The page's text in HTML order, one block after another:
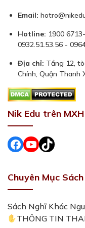
Email:
Hotline: 1900
0932.51.53.56 -
Địa chỉ: Tầng 12,
Chính, Quận Thanh
Nik Edu trên MXH
Facebook # #
Chuyên Mục Sách
Sách Nghĩ Khác
THÔNG TIN